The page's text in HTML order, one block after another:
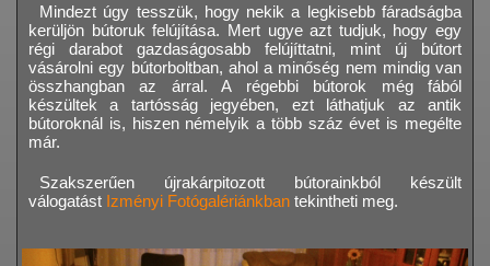
Mindezt úgy tesszük, hogy nekik a legkisebb fáradságba
kerüljön bútoruk felújítása. Mert ugye azt tudjuk, hogy egy
régi darabot gazdaságosabb felújíttatni, mint új bútort
vásárolni egy bútorboltban, ahol a minőség nem mindig van
összhangban az árral. A régebbi bútorok még fából
készültek a tartósság jegyében, ezt láthatjuk az antik
bútoroknál is, hiszen némelyik a több száz évet is megélte
már.
Szakszerűen újrakárpitozott bútorainkból készült
válogatást Izményi Fotógalériánkban tekintheti meg.